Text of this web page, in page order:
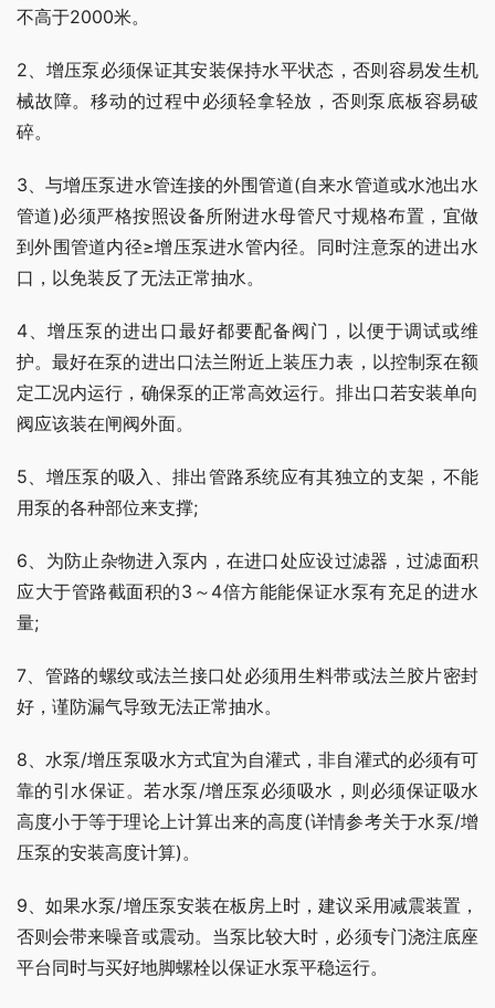
不高于2000米。
2、增压泵必须保证其安装保持水平状态，否则容易发生机
械故障。移动的过程中必须轻拿轻放，否则泵底板容易破
碎。
3、与增压泵进水管连接的外围管道(自来水管道或水池出水
管道)必须严格按照设备所附进水母管尺寸规格布置，宜做
到外围管道内径≥增压泵进水管内径。同时注意泵的进出水
口，以免装反了无法正常抽水。
4、增压泵的进出口最好都要配备阀门，以便于调试或维
护。最好在泵的进出口法兰附近上装压力表，以控制泵在额
定工况内运行，确保泵的正常高效运行。排出口若安装单向
阀应该装在闸阀外面。
5、增压泵的吸入、排出管路系统应有其独立的支架，不能
用泵的各种部位来支撑;
6、为防止杂物进入泵内，在进口处应设过滤器，过滤面积
应大于管路截面积的3～4倍方能能保证水泵有充足的进水
量;
7、管路的螺纹或法兰接口处必须用生料带或法兰胶片密封
好，谨防漏气导致无法正常抽水。
8、水泵/增压泵吸水方式宜为自灌式，非自灌式的必须有可
靠的引水保证。若水泵/增压泵必须吸水，则必须保证吸水
高度小于等于理论上计算出来的高度(详情参考关于水泵/增
压泵的安装高度计算)。
9、如果水泵/增压泵安装在板房上时，建议采用减震装置，
否则会带来噪音或震动。当泵比较大时，必须专门浇注底座
平台同时与买好地脚螺栓以保证水泵平稳运行。